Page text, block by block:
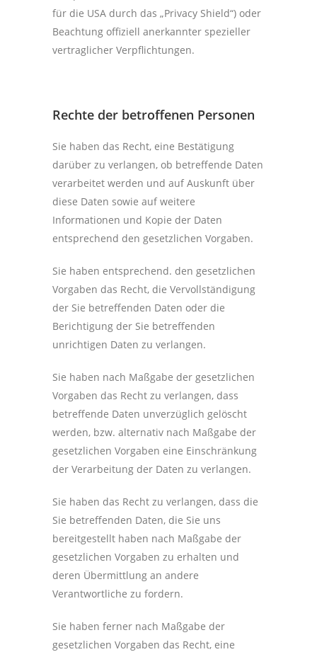
für die USA durch das „Privacy Shield“) oder
Beachtung offiziell anerkannter spezieller
vertraglicher Verpflichtungen.
Rechte der betroffenen Personen
Sie haben das Recht, eine Bestätigung
darüber zu verlangen, ob betreffende Daten
verarbeitet werden und auf Auskunft über
diese Daten sowie auf weitere
Informationen und Kopie der Daten
entsprechend den gesetzlichen Vorgaben.
Sie haben entsprechend. den gesetzlichen
Vorgaben das Recht, die Vervollständigung
der Sie betreffenden Daten oder die
Berichtigung der Sie betreffenden
unrichtigen Daten zu verlangen.
Sie haben nach Maßgabe der gesetzlichen
Vorgaben das Recht zu verlangen, dass
betreffende Daten unverzüglich gelöscht
werden, bzw. alternativ nach Maßgabe der
gesetzlichen Vorgaben eine Einschränkung
der Verarbeitung der Daten zu verlangen.
Sie haben das Recht zu verlangen, dass die
Sie betreffenden Daten, die Sie uns
bereitgestellt haben nach Maßgabe der
gesetzlichen Vorgaben zu erhalten und
deren Übermittlung an andere
Verantwortliche zu fordern.
Sie haben ferner nach Maßgabe der
gesetzlichen Vorgaben das Recht, eine